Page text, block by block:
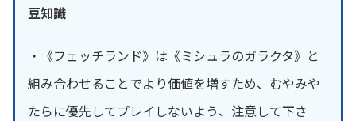
豆知識
・《フェッチランド》は《ミシュラのガラクタ》と
組み合わせることでより価値を増すため、むやみや
たらに優先してプレイしないよう、注意して下さ